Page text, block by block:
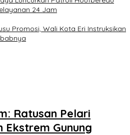
24 Jam
Promosi, Wali Kota Eri Instruksikan
Ratusan Pelari
Ekstrem Gunung